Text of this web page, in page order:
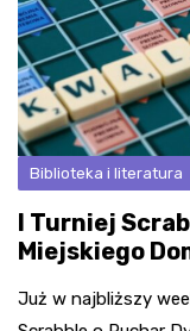
Biblioteka i literatura
I Turniej
Miejskiego
Już w najbliższy